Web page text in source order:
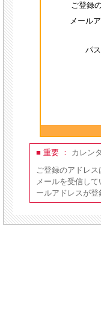
ご登録
メール
パ
■ 重要 ：
カレン
ご登録のアドレ
メールを受信し
ールアドレスが登